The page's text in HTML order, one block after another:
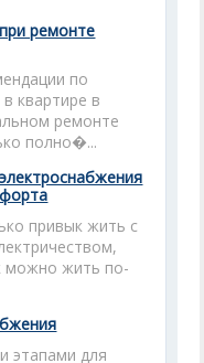
ремонте
по
квартире в
ремонте
полно�...
привык жить с
можно жить по-
этапами для